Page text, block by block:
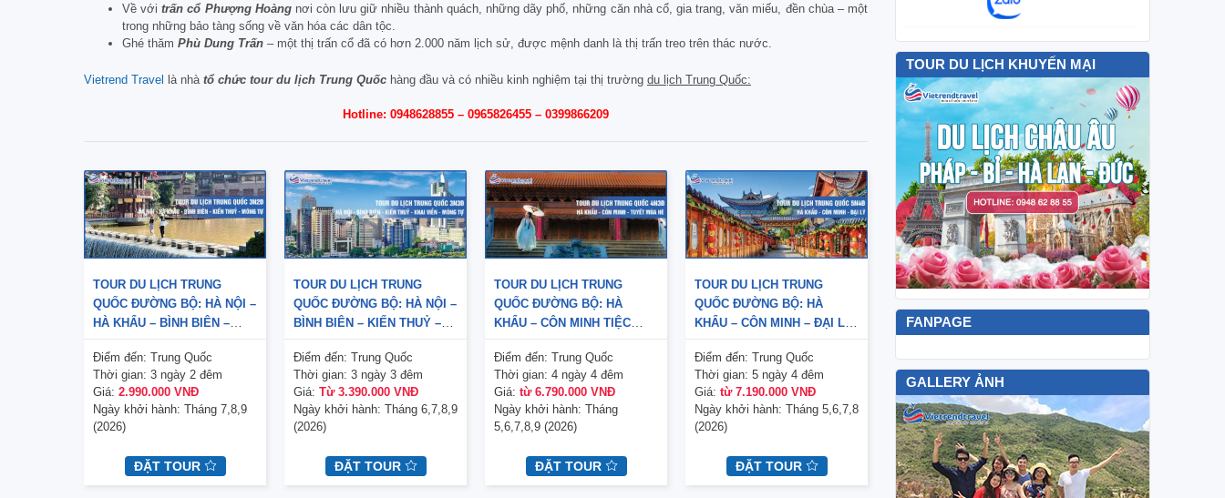
Về vớitrấn cổ Phượng Hoàngnơi còn lưu giữ nhiều thành quách, những dãy phố, những căn nhà cổ, gia trang, văn miếu, đền chùa – một
trong những bảo tàng sống về văn hóa các dân tộc.
Ghé thăm Phù Dung Trấn – một thị trấn cổ đã có hơn 2.000 năm lịch sử, được mệnh danh là thị trấn treo trên thác nước.
Vietrend Travel là nhà tổ chức tour du lịch Trung Quốc hàng đầu và có nhiều kinh nghiệm tại thị trường du lịch Trung Quốc:
Hotline: 0948628855 – 0965826455 – 0399866209
TOUR DU LỊCH TRUNG
QUỐC ĐƯỜNG BỘ: HÀ NỘI –
HÀ KHẨU – BÌNH BIÊN –
3N2Đ (CÓ SHOP)
Điểm đến: Trung Quốc
Thời gian: 3 ngày 2 đêm
Giá: 2.990.000 VNĐ
Ngày khởi hành: Tháng 7,8,9
(2026)
ĐẶT TOUR
TOUR DU LỊCH TRUNG
QUỐC ĐƯỜNG BỘ: HÀ NỘI –
BÌNH BIÊN – KIẾN THUỶ –
(CÓ SHOP)
Điểm đến: Trung Quốc
Thời gian: 3 ngày 3 đêm
Giá: Từ 3.390.000 VNĐ
Ngày khởi hành: Tháng 6,7,8,9
(2026)
ĐẶT TOUR
TOUR DU LỊCH TRUNG
QUỐC ĐƯỜNG BỘ: HÀ
KHẨU – CÔN MINH TIỆC
HÈ 4N4Đ
Điểm đến: Trung Quốc
Thời gian: 4 ngày 4 đêm
Giá: từ 6.790.000 VNĐ
Ngày khởi hành: Tháng
5,6,7,8,9 (2026)
ĐẶT TOUR
TOUR DU LỊCH TRUNG
QUỐC ĐƯỜNG BỘ: HÀ
KHẨU – CÔN MINH – ĐẠI LÝ
Điểm đến: Trung Quốc
Thời gian: 5 ngày 4 đêm
Giá: từ 7.190.000 VNĐ
Ngày khởi hành: Tháng 5,6,7,8
(2026)
ĐẶT TOUR
TOUR DU LỊCH KHUYẾN MẠI
FANPAGE
GALLERY ẢNH